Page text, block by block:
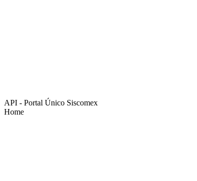
API - Portal Único Siscomex
Home